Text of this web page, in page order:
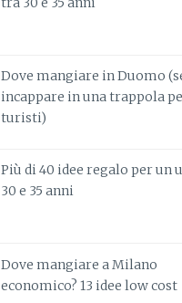
Dove mangiare in Duomo
incappare in una trappola
turisti)
Più di 40 idee regalo per un
30 e 35 anni
Dove mangiare a Milano
economico? 13 idee low cost